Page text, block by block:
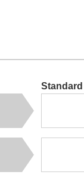
Standard